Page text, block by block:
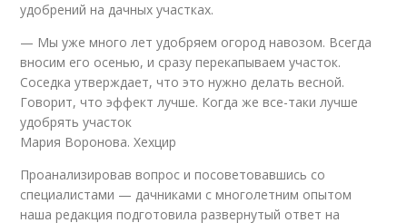
удобрений на дачных участках.
— Мы уже много лет удобряем огород навозом. Всегда
вносим его осенью, и сразу перекапываем участок.
Соседка утверждает, что это нужно делать весной.
Говорит, что эффект лучше. Когда же все-таки лучше
удобрять участок
Мария Воронова. Хехцир
Проанализировав вопрос и посоветовавшись со
специалистами — дачниками с многолетним опытом
наша редакция подготовила развернутый ответ на